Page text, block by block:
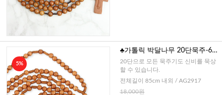
5%
♣가톨릭 박달나무 20단묵주-6m
m
20단으로 모든 묵주기도 신비를 묵상
할 수 있습니다.
전체길이 85cm 내외 / AG2917
18,000원